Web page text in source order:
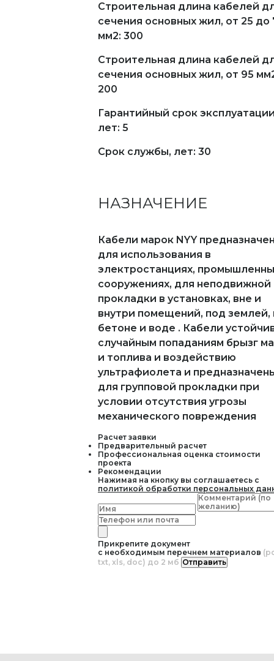
Строительная длина кабелей
сечения основных жил, от 25 до
мм2: 300
Строительная длина кабелей
сечения основных жил, от 95
200
Гарантийный срок
лет: 5
Срок службы, лет: 30
НАЗНАЧЕНИЕ
Кабели марок NYY
для использования в
электростанциях,
сооружениях, для неподвижной
прокладки в установках, вне и
внутри помещений, под землей,
бетоне и воде . Кабели
случайным попаданиям брызг
и топлива и воздействию
ультрафиолета и
для групповой прокладки при
условии отсутствия угрозы
механического повреждения
Расчет заявки
Предварительный расчет
Профессиональная оценка стоимости
проекта
Рекомендации
Нажимая на кнопку вы соглашаетесь с
политикой обработки персональных
Прикрепите документ
с необходимым перечнем материалов
txt, xls, doc) до 2 мб Отправить